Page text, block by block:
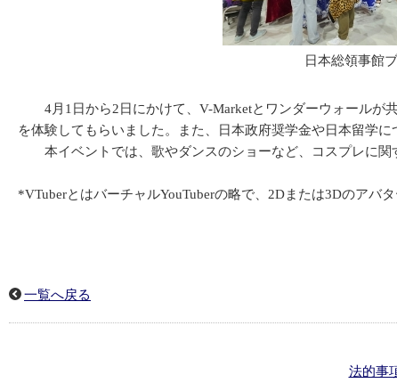
日本総領事館
4月1日から2日にかけて、V-Marketとワンダーウォールが
を体験してもらいました。また、日本政府奨学金や日本留学に
本イベントでは、歌やダンスのショーなど、コスプレに関
*VTuberとはバーチャルYouTuberの略で、2Dまたは3Dのアバ
一覧へ戻る
法的事